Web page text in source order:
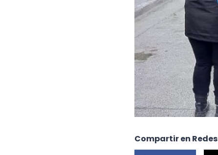
Compartir en Redes